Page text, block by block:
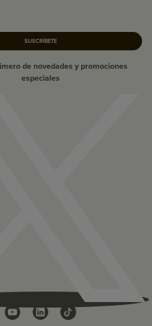
SUSCRÍBETE
de novedades y promociones
especiales